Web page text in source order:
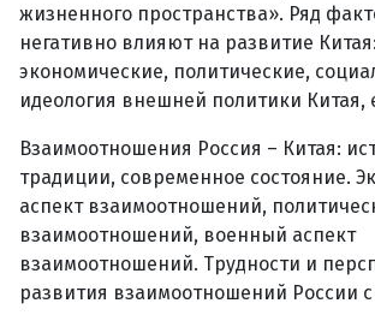
жизненного пространства». Ряд
негативно влияют на развитие Китая:
экономические, политические,
идеология внешней политики Китая,
Взаимоотношения Россия – Китая:
традиции, современное состояние.
аспект взаимоотношений,
взаимоотношений, военный аспект
взаимоотношений. Трудности и
развития взаимоотношений России